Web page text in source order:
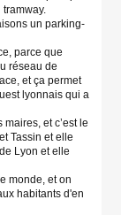
un parking-
parce que
réseau de
et ça permet
lyonnais qui a
et c’est le
Tassin et elle
Lyon et elle
monde, et on
habitants d'en